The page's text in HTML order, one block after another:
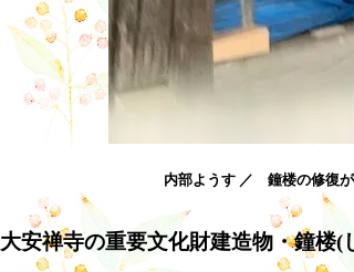
内部ようす ／ 鐘楼の修復
大安禅寺の重要文化財建造物・鐘楼